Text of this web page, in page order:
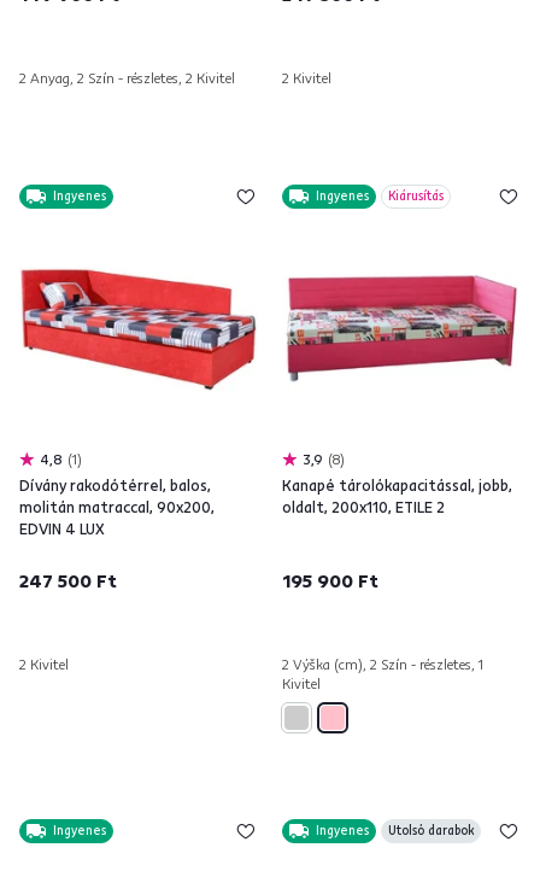
2 Anyag, 2 Szín - részletes, 2 Kivitel 2 Kivitel
Ingyenes
4,8 1
Dívány rakodótérrel, balos,
molitán matraccal, 90x200,
EDVIN 4 LUX
247 500 Ft
2 Kivitel
Ingyenes Kiárusítás
3,9 8
Kanapé tárolókapacitással, jobb,
oldalt, 200x110, ETILE 2
195 900 Ft
2 Výška (cm), 2 Szín - részletes, 1
Kivitel
Ingyenes Ingyenes Utolsó darabok